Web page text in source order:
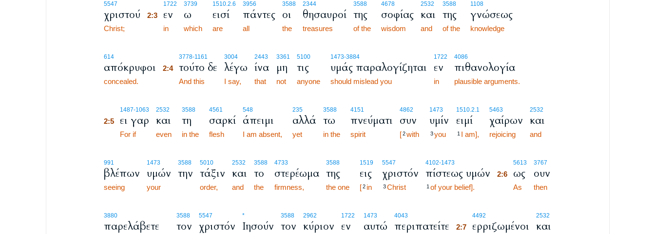
5547
χριστού
Christ;
1722
2:3 εν
in
3739
ω
which
1510.2.6
εισί
are
3956
πάντες
all
3588
οι
the
2344
θησαυροί
treasures
3588
της
of the
4678
σοφίας
wisdom
2532
και
and
3588
της
of the
1108
γνώσεως
knowledge
614
απόκρυφοι
concealed.
3778-1161
2:4 τούτο δε
And this
3004
λέγω
I say,
2443
ίνα
that
3361
μη
not
5100
τις
anyone
1473-3884
υμάς παραλογίζηται
should mislead you
1722
εν
in
4086
πιθανολογία
plausible arguments.
1487-1063
2:5 ει γαρ
For if
2532
και
even
3588
τη
in the
4561
σαρκί
flesh
548
άπειμι
I am absent,
235
αλλά
yet
3588
τω
in the
4151
πνεύματι
spirit
4862
συν
[ 2 with
1473
υμίν
3 you
1510.2.1
ειμί
1 I am],
5463
χαίρων
rejoicing
2532
και
and
991
βλέπων
seeing
1473
υμών
your
3588
την
5010
τάξιν
order,
2532
και
and
3588
το
the
4733
στερέωμα
firmness,
3588
της
the one
1519
εις
[ 2 in
5547
χριστόν
3 Christ
4102-1473
πίστεως υμών
1 of your belief].
5613
2:6 ως
As
3767
ουν
then
3880
παρελάβετε
3588
τον
5547
χριστόν
*
Ιησούν
3588
τον
2962
κύριον
1722
εν
1473
αυτώ
4043
περιπατείτε
4492
2:7 ερριζωμένοι
2532
και